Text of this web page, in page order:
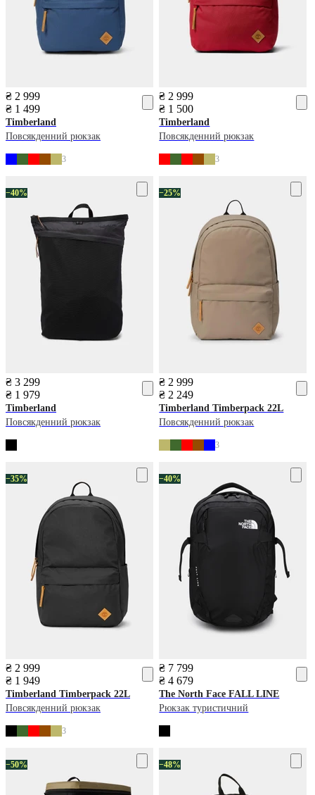
₴ 2 999
₴ 1 499
Timberland
Повсякденний рюкзак
3
₴ 2 999
₴ 1 500
Timberland
Повсякденний рюкзак
3
−40%
₴ 3 299
₴ 1 979
Timberland
Повсякденний рюкзак
−25%
₴ 2 999
₴ 2 249
Timberland Timberpack 22L
Повсякденний рюкзак
3
−35%
₴ 2 999
₴ 1 949
Timberland Timberpack 22L
Повсякденний рюкзак
3
−40%
₴ 7 799
₴ 4 679
The North Face FALL LINE
Рюкзак туристичний
−50% −48%